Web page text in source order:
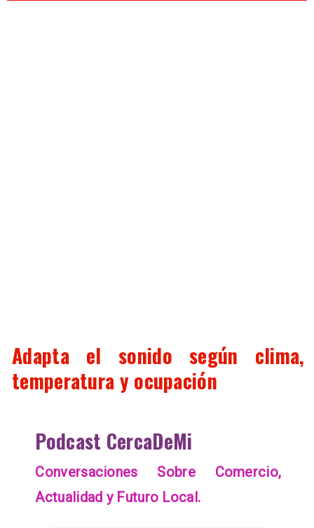
Adapta el sonido según clima,
temperatura y ocupación
Podcast CercaDeMi
Conversaciones Sobre Comercio,
Actualidad y Futuro Local.